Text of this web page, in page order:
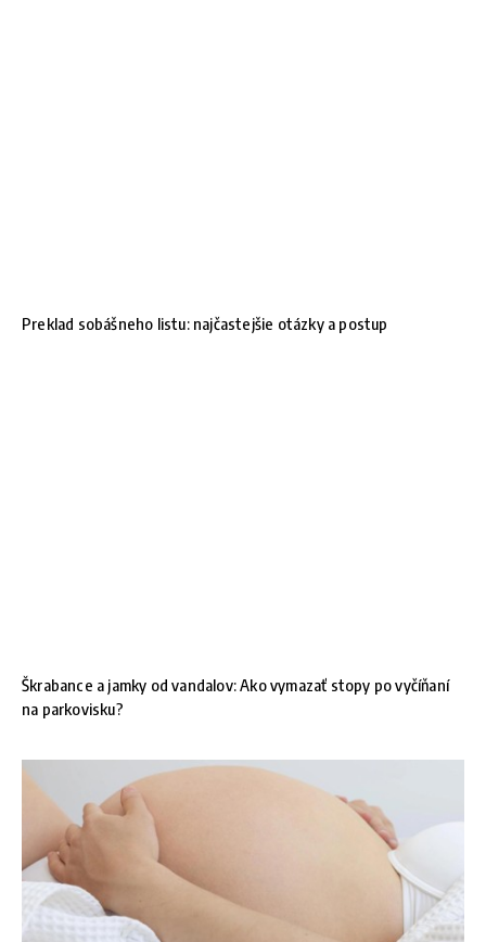
Preklad sobášneho listu: najčastejšie otázky a postup
Škrabance a jamky od vandalov: Ako vymazať stopy po vyčíňaní
na parkovisku?